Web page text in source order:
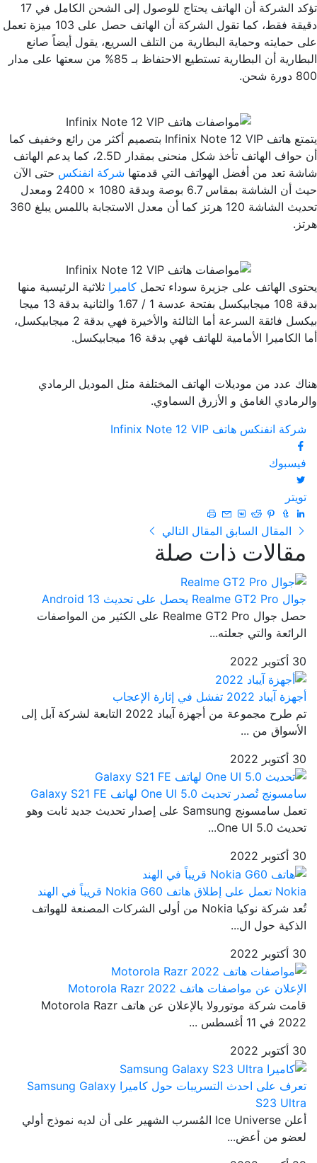
تؤكد الشركة أن الهاتف يحتاج للوصول إلى الشحن الكامل في 17
دقيقة فقط، كما تقول الشركة أن الهاتف حصل على 103 ميزة تعمل
على حمايته وحماية البطارية من التلف السريع، يقول أيضاً صانع
البطارية أن البطارية تستطيع الاحتفاظ بـ 85% من سعتها على مدار
800 دورة شحن.
يتمتع هاتف Infinix Note 12 VIP بتصميم أكثر من رائع وخفيف كما
أن حواف الهاتف تأخذ شكل منحنى بمقدار 2.5D، كما يدعم الهاتف
شاشة تعد من أفضل الهواتف التي قدمتها شركة انفنكس حتى الآن
حيث أن الشاشة بمقاس 6.7 بوصة وبدقة 1080 × 2400 ومعدل
تحديث الشاشة 120 هرتز كما أن معدل الاستجابة باللمس يبلغ 360
هرتز.
يحتوى الهاتف على جزيرة سوداء تحمل كاميرا ثلاثية الرئيسية منها
بدقة 108 ميجابيكسل بفتحة عدسة 1 / 1.67 والثانية بدقة 13 ميجا
بيكسل فائقة السرعة أما الثالثة والأخيرة فهي بدقة 2 ميجابيكسل،
أما الكاميرا الأمامية للهاتف فهي بدقة 16 ميجابيكسل.
هناك عدد من موديلات الهاتف المختلفة مثل الموديل الرمادي
والرمادي الغامق و الأزرق السماوي.
شركة انفنكس هاتف Infinix Note 12 VIP
فيسبوك
تويتر
المقال السابق المقال التالي
مقالات ذات صلة
جوال Realme GT2 Pro يحصل على تحديث Android 13
حصل جوال Realme GT2 Pro على الكثير من المواصفات
الرائعة والتي جعلته...
30 أكتوبر 2022
أجهزة آيباد 2022 تفشل في إثارة الإعجاب
تم طرح مجموعة من أجهزة آيباد 2022 التابعة لشركة آبل إلى
الأسواق من ...
30 أكتوبر 2022
سامسونج تُصدر تحديث One UI 5.0 لهاتف Galaxy S21 FE
تعمل سامسونج Samsung على إصدار تحديث جديد ثابت وهو
تحديث One UI 5.0...
30 أكتوبر 2022
Nokia تعمل على إطلاق هاتف Nokia G60 قريباً في الهند
تُعد شركة نوكيا Nokia من أولى الشركات المصنعة للهواتف
الذكية حول ال...
30 أكتوبر 2022
الإعلان عن مواصفات هاتف Motorola Razr 2022
قامت شركة موتورولا بالإعلان عن هاتف Motorola Razr
2022 في 11 أغسطس ...
30 أكتوبر 2022
تعرف على احدث التسريبات حول كاميرا Samsung Galaxy
S23 Ultra
أعلن Ice Universe المُسرب الشهير على أن لديه نموذج أولي
لعضو من أعض...